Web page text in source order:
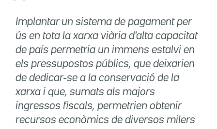
Implantar un sistema de pagament per
ús en tota la xarxa viària d'alta capacitat
de país permetria un immens estalvi en
els pressupostos públics, que deixarien
de dedicar-se a la conservació de la
xarxa i que, sumats als majors
ingressos fiscals, permetrien obtenir
recursos econòmics de diversos milers